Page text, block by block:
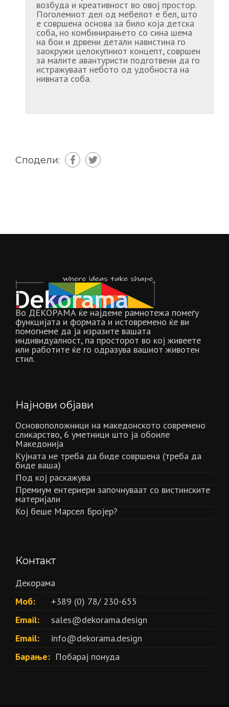
возбуда и креативност во овој простор.
Поголемиот дел од мебелот е бел, што
е совршена основа за било која детска
соба, но комбинирањето со сина шема
на бои и дрвени детали навистина го
заокружи целокупниот концепт, совршен
за малите авантуристи подготвени да го
истражуваат небото од удобноста на
нивната соба.
Сподели:
Во ДЕКОРАМА ќе најдеме рамнотежа помеѓу
функцијата и формата и истовремено ќе ви
помогнеме да ја изразите вашата
индивидуалност, па просторот во кој живеете
или работите ќе го одразува вашиот животен
стил.
Најнови објави
Основоположници на македонското современо
сликарство, 6 уметници што ја обоиле
Македонија
Кујната не треба да биде совршена (треба да
биде ваша)
Под кој раскажува
Премиум ентериери започнуваат со вистинските
материјали
Кој беше Марсел Бројер?
Контакт
Декорама
Моб:
+389 (0) 78/ 230-655
Email:
sales@dekorama.design
Email:
info@dekorama.design
Барање: Побарај понуда